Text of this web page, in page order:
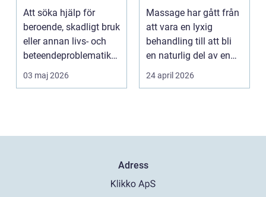
av behandlingen
Att söka hjälp för
beroende, skadligt bruk
eller annan livs- och
beteendeproblematik
är ett stort st...
03 maj 2026
och mer energi i
vardagen
Massage har gått från
att vara en lyxig
behandling till att bli
en naturlig del av en
hållbar livsst...
24 april 2026
Adress